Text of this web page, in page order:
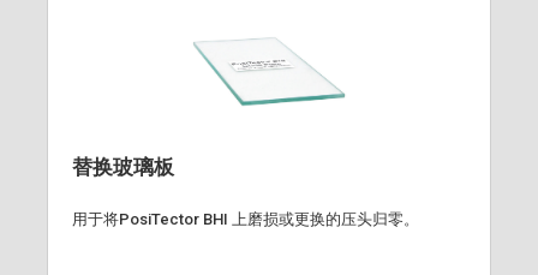
替换玻璃板
用于将PosiTector BHI 上磨损或更换的压头归零。